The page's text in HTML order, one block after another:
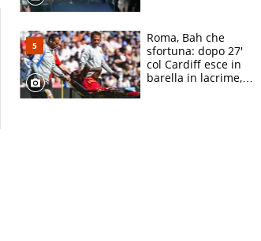
Roma, Bah che
sfortuna: dopo 27'
col Cardiff esce in
barella in lacrime,